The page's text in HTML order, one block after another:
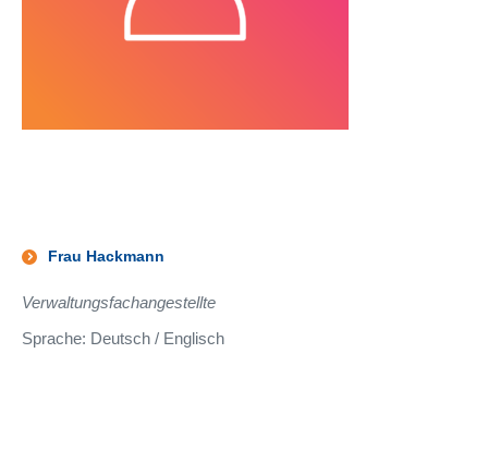
Frau Hackmann
Verwaltungsfachangestellte
Sprache: Deutsch / Englisch